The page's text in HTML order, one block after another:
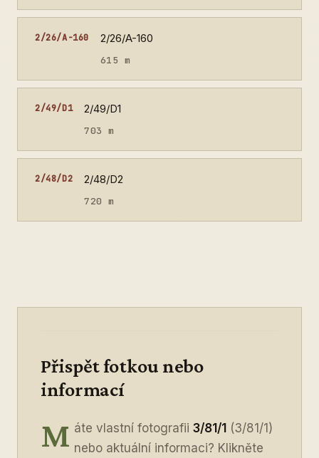
2/26/A-160 2/26/A-160
615 m
2/49/D1 2/49/D1
703 m
2/48/D2 2/48/D2
720 m
Přispět fotkou nebo
informací
M áte vlastní fotografii 3/81/1(3/81/1)
nebo aktuální informaci? Klikněte